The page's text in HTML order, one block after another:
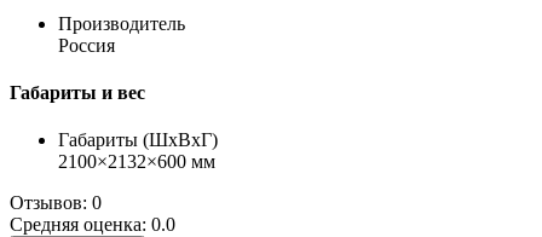
Производитель
Россия
Габариты и вес
Габариты (ШхВхГ)
2100×2132×600 мм
Отзывов: 0
Средняя оценка: 0.0